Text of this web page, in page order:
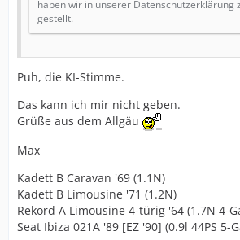
haben wir in unserer Datenschutzerklärung
gestellt.
Puh, die KI-Stimme.
Das kann ich mir nicht geben.
Grüße aus dem Allgäu
Max
Kadett B Caravan '69 (1.1N)
Kadett B Limousine '71 (1.2N)
Rekord A Limousine 4-türig '64 (1.7N 4-
Seat Ibiza 021A '89 [EZ '90] (0.9l 44PS 5-